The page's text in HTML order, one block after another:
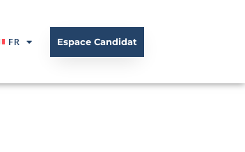
FR Espace Candidat